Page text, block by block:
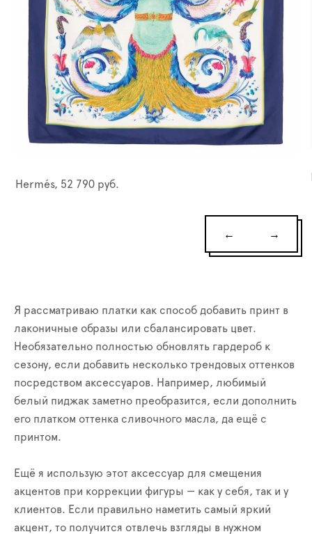
Hermés, 52 790 руб.
← →
Я рассматриваю платки как способ добавить принт в
лаконичные образы или сбалансировать цвет.
Необязательно полностью обновлять гардероб к
сезону, если добавить несколько трендовых оттенков
посредством аксессуаров. Например, любимый
белый пиджак заметно преобразится, если дополнить
его платком оттенка сливочного масла, да ещё с
принтом.
Ещё я использую этот аксессуар для смещения
акцентов при коррекции фигуры — как у себя, так и у
клиентов. Если правильно наметить самый яркий
акцент, то получится отвлечь взгляды в нужном